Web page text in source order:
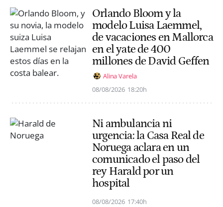
Orlando Bloom y la
modelo Luisa Laemmel,
de vacaciones en Mallorca
en el yate de 400
millones de David Geffen
Alina Varela
08/08/2026 18:20h
Ni ambulancia ni
urgencia: la Casa Real de
Noruega aclara en un
comunicado el paso del
rey Harald por un
hospital
08/08/2026 17:40h